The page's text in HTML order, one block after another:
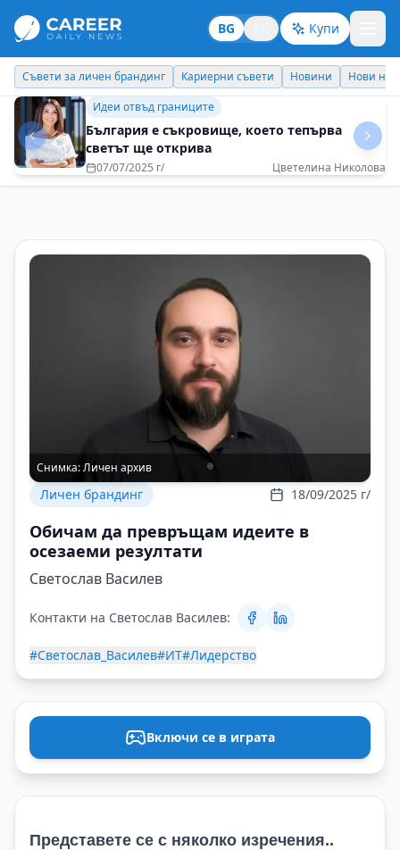
BG Купи
Кариерни съвети Новини Нови назначения Днес празнува
Кариерни съвети
Да оставиш следа – не само в успехите, а и в
сърцата на хората
10/11/2025 г/ Зоя Паунова
Снимка:Личен архив
Личен брандинг 18/09/2025 г/
Обичам да превръщам идеите в
осезаеми резултати
Светослав Василев
Контакти на Светослав Василев:
#Светослав_Василев#ИТ#Лидерство
Включи се в играта
Представете се с няколко изречения..